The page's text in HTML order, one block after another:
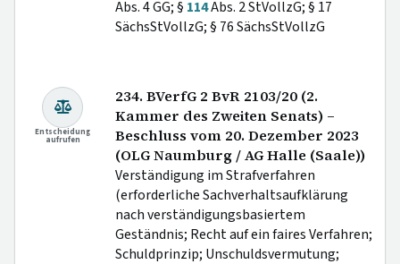
Abs. 4 GG; § 114Abs. 2 StVollzG; § 17
SächsStVollzG; § 76 SächsStVollzG
Entscheidung
aufrufen
234. BVerfG 2 BvR 2103/20 (2.
Kammer des Zweiten Senats) –
Beschluss vom 20. Dezember 2023
(OLG Naumburg / AG Halle (Saale))
Verständigung im Strafverfahren
(erforderliche Sachverhaltsaufklärung
nach verständigungsbasiertem
Geständnis; Recht auf ein faires Verfahren;
Schuldprinzip; Unschuldsvermutung;